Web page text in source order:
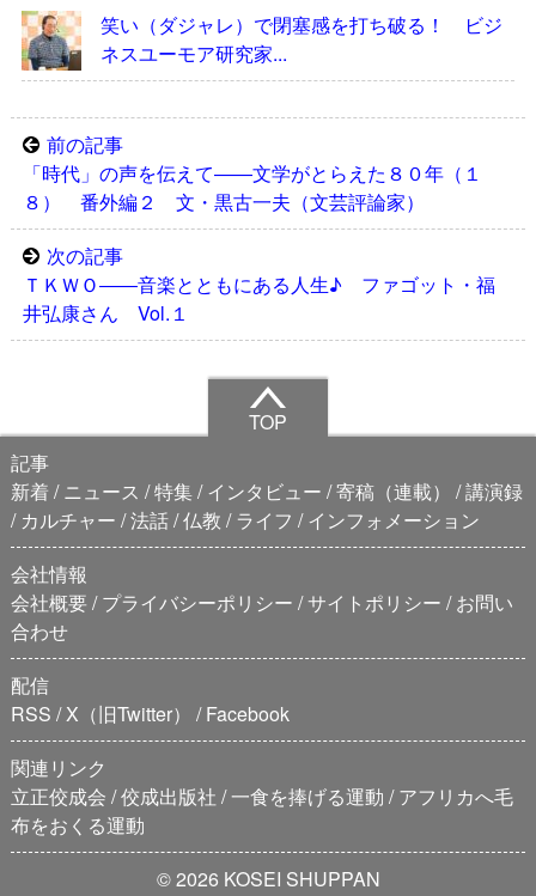
笑い（ダジャレ）で閉塞感を打ち破る！ ビジ
ネスユーモア研究家...
前の記事
「時代」の声を伝えて――文学がとらえた８０年（１
８） 番外編２ 文・黒古一夫（文芸評論家）
次の記事
ＴＫＷＯ――音楽とともにある人生♪ ファゴット・福
井弘康さん Vol.１
TOP
記事
新着
ニュース 特集 インタビュー 寄稿（連載）
講演録
カルチャー 法話 仏教 ライフ
インフォメーション
会社情報
会社概要 プライバシーポリシー サイトポリシー
お問い
合わせ
配信
RSS X（旧Twitter）
Facebook
関連リンク
立正佼成会 佼成出版社 一食を捧げる運動
アフリカへ毛
布をおくる運動
© 2026 KOSEI SHUPPAN